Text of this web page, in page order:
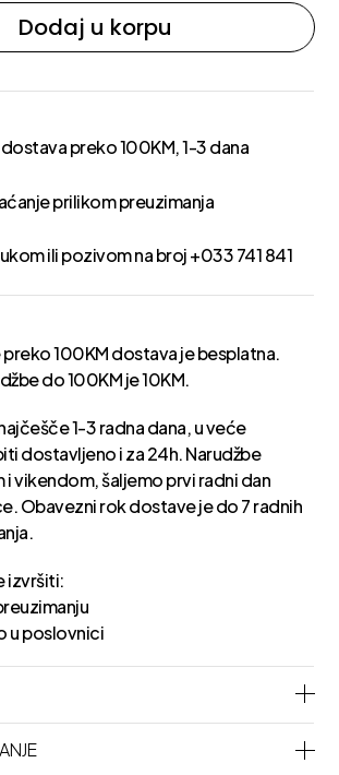
Dodaj u korpu
preko 100KM, 1-3 dana
prilikom preuzimanja
ili pozivom na broj +033 741 841
preko 100KM dostava je besplatna.
do 100KM je 10KM.
1-3 radna dana, u veće
dostavljeno i za 24h. Narudžbe
vikendom, šaljemo prvi radni dan
Obavezni rok dostave je do 7 radnih
izvršiti:
u poslovnici